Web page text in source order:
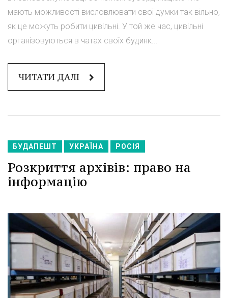
мають можливості висловлювати свої думки так вільно,
як це можуть робити цивільні. У той же час, цивільні
організовуються в чатах своїх будинк...
ЧИТАТИ ДАЛІ
БУДАПЕШТ УКРАЇНА РОСІЯ
Розкриття архівів: право на
інформацію